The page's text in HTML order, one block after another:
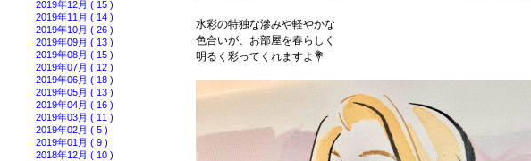
2019年12月 ( 15 )
2019年11月 ( 14 )
2019年10月 ( 26 )
2019年09月 ( 13 )
2019年08月 ( 15 )
2019年07月 ( 12 )
2019年06月 ( 18 )
2019年05月 ( 13 )
2019年04月 ( 16 )
2019年03月 ( 11 )
2019年02月 ( 5 )
2019年01月 ( 9 )
2018年12月 ( 10 )
水彩の特独な滲みや軽やかな
色合いが、お部屋を春らしく
明るく彩ってくれますよ💐